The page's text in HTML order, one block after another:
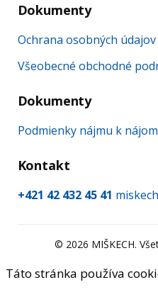
Dokumenty
Ochrana osobných údajov
Všeobecné obchodné
Dokumenty
Podmienky nájmu k
Kontakt
+421 42 432 45 41
© 2026 MIŠKECH.
Táto stránka používa